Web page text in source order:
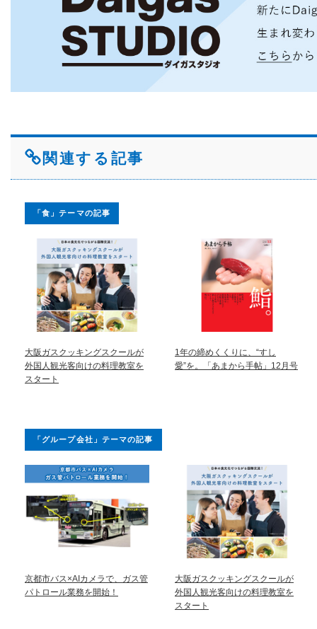
関連する記事
「食」テーマの記事
大阪ガスクッキングスクールが
外国人観光客向けの料理教室を
スタート
1年の締めくくりに、“すし
愛”を。「あまから手帖」12月号
「グループ会社」テーマの記事
京都市バス×AIカメラで、ガス管
パトロール業務を開始！
大阪ガスクッキングスクールが
外国人観光客向けの料理教室を
スタート